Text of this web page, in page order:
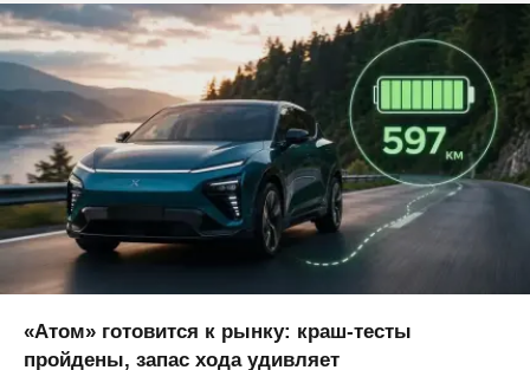
«Атом» готовится к рынку: краш-тесты
пройдены, запас хода удивляет